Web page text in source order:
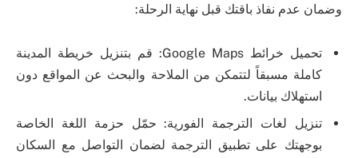
وضمان عدم نفاذ باقتك قبل نهاية الرحلة:
تحميل خرائط Google Maps: قم بتنزيل خريطة المدينة
كاملة مسبقاً لتتمكن من الملاحة والبحث عن المواقع دون
استهلاك بيانات.
تنزيل لغات الترجمة الفورية: حمّل حزمة اللغة الخاصة
بوجهتك على تطبيق الترجمة لضمان التواصل مع السكان